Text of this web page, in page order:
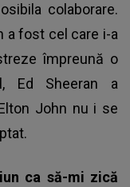
colaborare.
a fost cel care i-a
împreună o
Ed Sheeran a
John nu i se
ca să-mi zică